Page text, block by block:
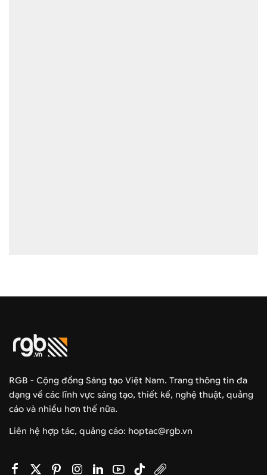
RGB - Cộng đồng Sáng tạo Việt Nam. Trang thông tin đa
dạng về các lĩnh vực sáng tạo, thiết kế, nghệ thuật, quảng
cáo và nhiều hơn thế nữa.
Liên hệ hợp tác, quảng cáo: hoptac@rgb.vn